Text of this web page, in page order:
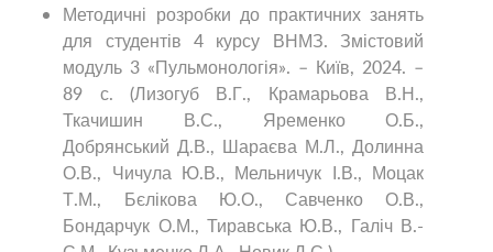
Методичні розробки до практичних занять
для студентів 4 курсу ВНМЗ. Змістовий
модуль 3 «Пульмонологія». – Київ, 2024. –
89 с. (Лизогуб В.Г., Крамарьова В.Н.,
Ткачишин В.С., Яременко О.Б.,
Добрянський Д.В., Шараєва М.Л., Долинна
О.В., Чичула Ю.В., Мельничук І.В., Моцак
Т.М., Бєлікова Ю.О., Савченко О.В.,
Бондарчук О.М., Тиравська Ю.В., Галіч В.-